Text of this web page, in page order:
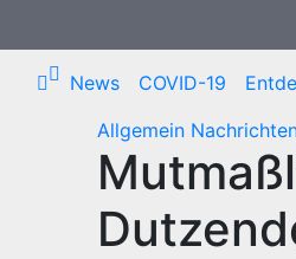
springen
News COVID-19
Allgemein